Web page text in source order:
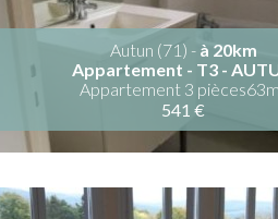
Autun (71) - à 20km
Appartement - T3 -
Appartement 3 pièces63m
541 €